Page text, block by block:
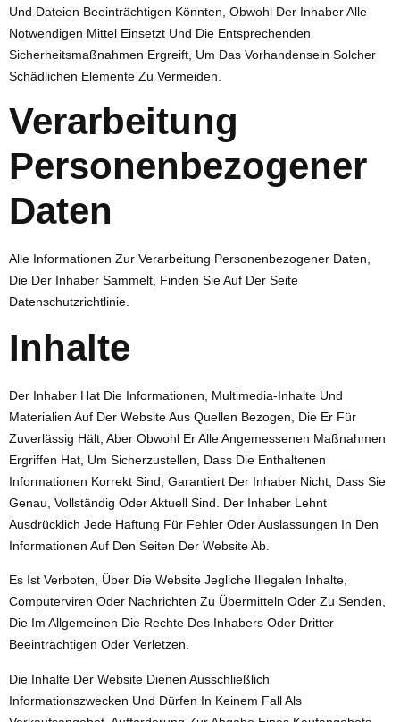
Und Dateien Beeinträchtigen Könnten, Obwohl Der Inhaber Alle
Notwendigen Mittel Einsetzt Und Die Entsprechenden
Sicherheitsmaßnahmen Ergreift, Um Das Vorhandensein Solcher
Schädlichen Elemente Zu Vermeiden.
Verarbeitung
Personenbezogener
Daten
Alle Informationen Zur Verarbeitung Personenbezogener Daten,
Die Der Inhaber Sammelt, Finden Sie Auf Der Seite
Datenschutzrichtlinie.
Inhalte
Der Inhaber Hat Die Informationen, Multimedia-Inhalte Und
Materialien Auf Der Website Aus Quellen Bezogen, Die Er Für
Zuverlässig Hält, Aber Obwohl Er Alle Angemessenen Maßnahmen
Ergriffen Hat, Um Sicherzustellen, Dass Die Enthaltenen
Informationen Korrekt Sind, Garantiert Der Inhaber Nicht, Dass Sie
Genau, Vollständig Oder Aktuell Sind. Der Inhaber Lehnt
Ausdrücklich Jede Haftung Für Fehler Oder Auslassungen In Den
Informationen Auf Den Seiten Der Website Ab.
Es Ist Verboten, Über Die Website Jegliche Illegalen Inhalte,
Computerviren Oder Nachrichten Zu Übermitteln Oder Zu Senden,
Die Im Allgemeinen Die Rechte Des Inhabers Oder Dritter
Beeinträchtigen Oder Verletzen.
Die Inhalte Der Website Dienen Ausschließlich
Informationszwecken Und Dürfen In Keinem Fall Als